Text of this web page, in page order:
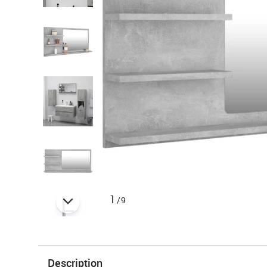
1 /9
Description